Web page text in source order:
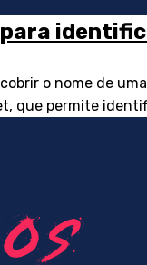
o nome de
que permite